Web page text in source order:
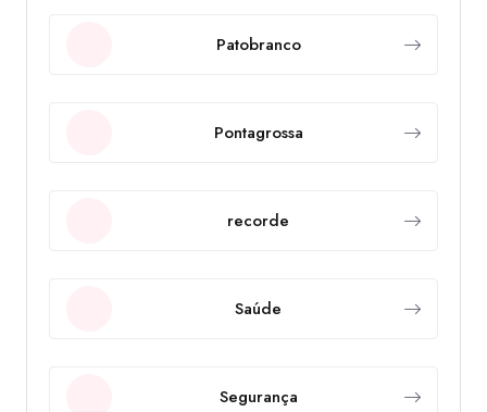
Patobranco
Pontagrossa
recorde
Saúde
Segurança